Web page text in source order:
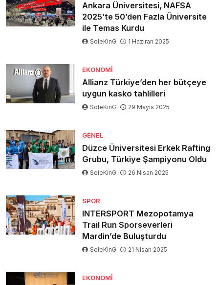
Ankara Üniversitesi, NAFSA
2025’te 50’den Fazla Üniversite
ile Temas Kurdu
SoleKinG 1 Haziran 2025
EKONOMI
Allianz Türkiye’den her bütçeye
uygun kasko tahlilleri
SoleKinG 29 Mayıs 2025
GENEL
Düzce Üniversitesi Erkek Rafting
Grubu, Türkiye Şampiyonu Oldu
SoleKinG 26 Nisan 2025
SPOR
INTERSPORT Mezopotamya
Trail Run Sporseverleri
Mardin’de Buluşturdu
SoleKinG 21 Nisan 2025
EKONOMI